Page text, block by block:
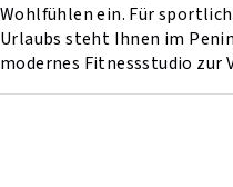
Wohlfühlen ein. Für
Urlaubs steht Ihnen im
modernes Fitnessstudio zur